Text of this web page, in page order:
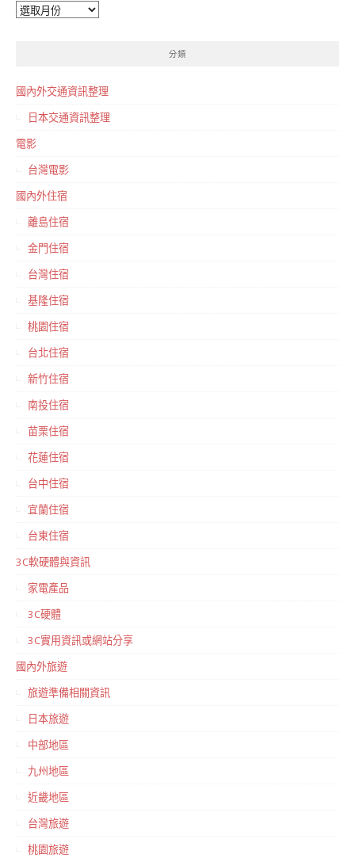
彙
分類
國內外交通資訊整理
日本交通資訊整理
電影
台灣電影
國內外住宿
離島住宿
金門住宿
台灣住宿
基隆住宿
桃園住宿
台北住宿
新竹住宿
南投住宿
苗栗住宿
花蓮住宿
台中住宿
宜蘭住宿
台東住宿
3C軟硬體與資訊
家電產品
3C硬體
3C實用資訊或網站分享
國內外旅遊
旅遊準備相關資訊
日本旅遊
中部地區
九州地區
近畿地區
台灣旅遊
桃園旅遊